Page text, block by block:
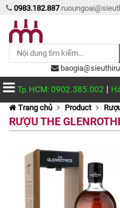
0983.182.887
Tp.HCM: 0902.385.002 |
Trang chủ Product
RƯỢU THE